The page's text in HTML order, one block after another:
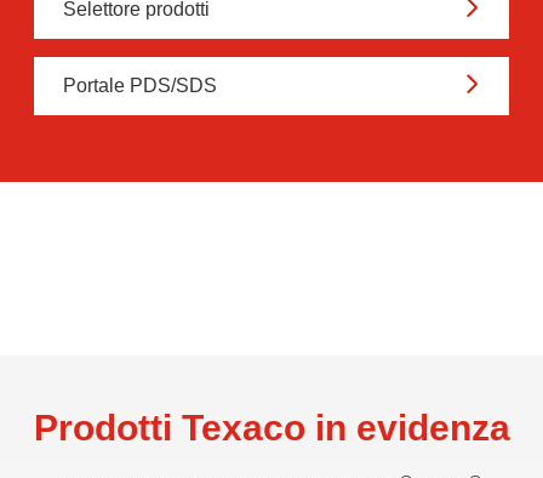
Selettore prodotti
Portale PDS/SDS